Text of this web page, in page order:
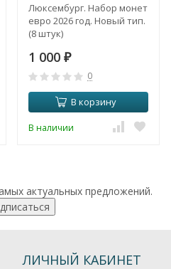
Люксембург. Набор монет
евро 2026 год. Новый тип.
(8 штук)
1 000 ₽
0
В корзину
В наличии
актуальных предложений.
ЛИЧНЫЙ КАБИНЕТ